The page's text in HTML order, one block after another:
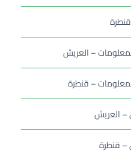
– العريش
– قنطرة
– العريش
– قنطرة